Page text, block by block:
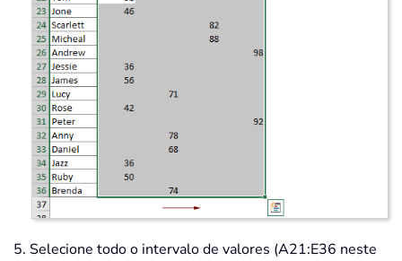
5. Selecione todo o intervalo de valores (A21:E36 neste